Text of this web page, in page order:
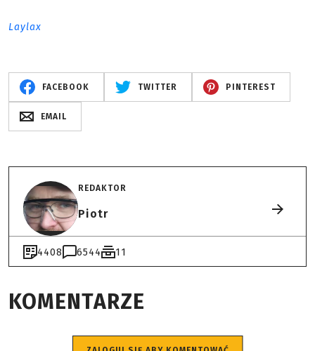
Laylax
FACEBOOK TWITTER PINTEREST
EMAIL
REDAKTOR
Piotr
4408 6544 11
KOMENTARZE